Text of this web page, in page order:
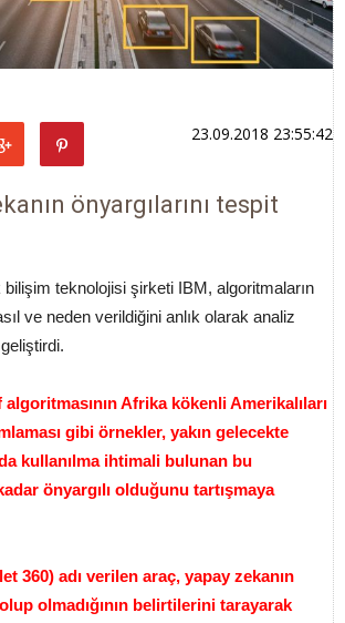
23.09.2018 23:55:42
önyargılarını tespit
bilişim teknolojisi şirketi IBM, algoritmaların
ve neden verildiğini anlık olarak analiz
Afrika kökenli Amerikalıları
gibi örnekler, yakın gelecekte
kullanılma ihtimali bulunan bu
önyargılı olduğunu tartışmaya
360) adı verilen araç, yapay zekanın
olmadığının belirtilerini tarayarak